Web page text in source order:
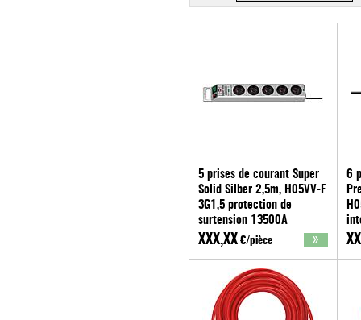
5 prises de courant Super
Solid Silber 2,5m, H05VV-F
3G1,5 protection de
surtension 13500A
brennenstuhl
XXX,XX €/pièce
6